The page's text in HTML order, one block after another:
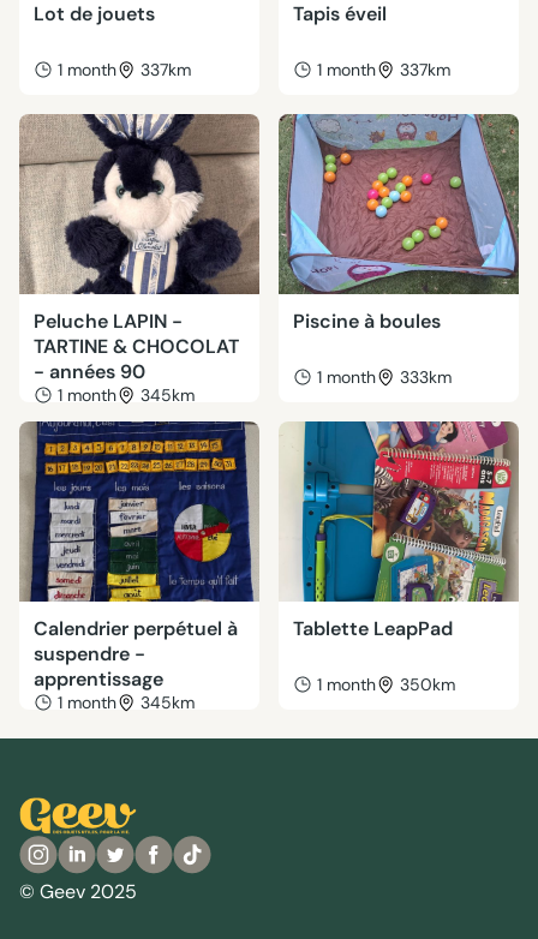
Lot de jouets
1 month 337km
Tapis éveil
1 month 337km
Peluche LAPIN -
TARTINE & CHOCOLAT
- années 90
1 month 345km
Piscine à boules
1 month 333km
Calendrier perpétuel à
suspendre -
apprentissage
1 month 345km
Tablette LeapPad
1 month 350km
© Geev 2025